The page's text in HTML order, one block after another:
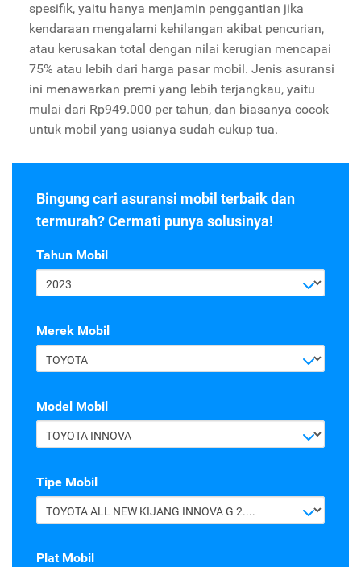
spesifik, yaitu hanya menjamin penggantian jika
kendaraan mengalami kehilangan akibat pencurian,
atau kerusakan total dengan nilai kerugian mencapai
75% atau lebih dari harga pasar mobil. Jenis asuransi
ini menawarkan premi yang lebih terjangkau, yaitu
mulai dari Rp949.000 per tahun, dan biasanya cocok
untuk mobil yang usianya sudah cukup tua.
Bingung cari asuransi mobil terbaik dan
termurah? Cermati punya solusinya!
Tahun Mobil
2023
Merek Mobil
TOYOTA
Model Mobil
TOYOTA INNOVA
Tipe Mobil
TOYOTA ALL NEW KIJANG INNOVA G 2.4 A/T DIESEL
Plat Mobil